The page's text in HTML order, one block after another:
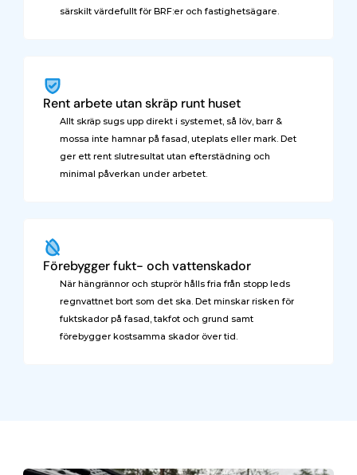
särskilt värdefullt för BRF:er och fastighetsägare.
Rent arbete utan skräp runt huset
Allt skräp sugs upp direkt i systemet, så löv, barr &
mossa inte hamnar på fasad, uteplats eller mark. Det
ger ett rent slutresultat utan efterstädning och
minimal påverkan under arbetet.
Förebygger fukt- och vattenskador
När hängrännor och stuprör hålls fria från stopp leds
regnvattnet bort som det ska. Det minskar risken för
fuktskador på fasad, takfot och grund samt
förebygger kostsamma skador över tid.